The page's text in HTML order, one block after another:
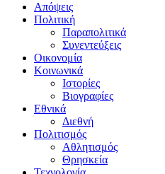
Απόψεις
Πολιτική
Παραπολιτικά
Συνεντεύξεις
Οικονομία
Κοινωνικά
Ιστορίες
Βιογραφίες
Εθνικά
Διεθνή
Πολιτισμός
Αθλητισμός
Θρησκεία